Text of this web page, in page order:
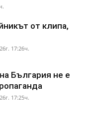
от клипа,
17:26ч.
България не е
17:25ч.